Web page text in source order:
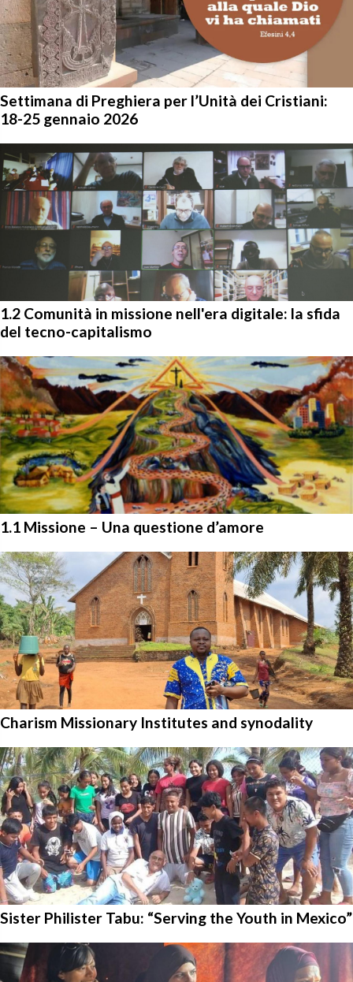
Settimana di Preghiera per l’Unità dei Cristiani:
18-25 gennaio 2026
1.2 Comunità in missione nell'era digitale: la sfida
del tecno-capitalismo
1.1 Missione – Una questione d’amore
Charism Missionary Institutes and synodality
Sister Philister Tabu: “Serving the Youth in Mexico”